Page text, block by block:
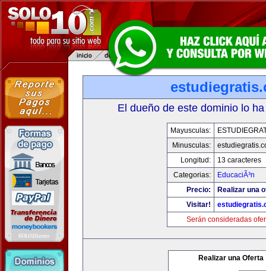
El dueño de este dominio lo
Mayusculas:
Minusculas:
Longitud:
13 caracteres
Categorias:
EducaciÃ³n
Precio:
Realizar una
Visitar!
Serán consideradas
Realizar una Oferta